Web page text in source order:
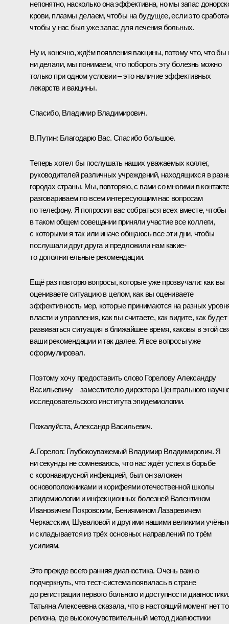
непонятно, насколько она эффективна, но мы запас
крови, плазмы делаем, чтобы на будущее, если это
чтобы у нас был уже запас для лечения больных.
Ну и, конечно, ждём появления вакцины, потому что, что
ни делали, мы понимаем, что побороть эту болезнь можно
только при одном условии – это наличие эффективных
лекарств и вакцины.
Спасибо, Владимир Владимирович.
В.Путин: Благодарю Вас. Спасибо большое.
Теперь хотел бы послушать наших уважаемых коллег,
руководителей различных учреждений, находящихся в
городах страны. Мы, повторяю, с вами со многими в
разговариваем по всем интересующим нас вопросам
по телефону. Я попросил вас собраться всех вместе, чтобы
в таком общем совещании приняли участие все коллеги,
с которыми я так или иначе общаюсь все эти дни, чтобы
послушали друг друга и предложили нам какие-
то дополнительные рекомендации.
Ещё раз повторю вопросы, которые уже прозвучали: как вы
оцениваете ситуацию в целом, как вы оцениваете
эффективность мер, которые принимаются на разных
власти и управления, как вы считаете, как видите, как будет
развиваться ситуация в ближайшее время, каковы в этой
ваши рекомендации и так далее. Я все вопросы уже
сформулировал.
Поэтому хочу предоставить слово Горелову Александру
Васильевичу – заместителю директора Центрального
исследовательского института эпидемиологии.
Пожалуйста, Александр Васильевич.
А.Горелов: Глубокоуважемый Владимир Владимирович. Я
ни секунды не сомневаюсь, что нас ждёт успех в борьбе
с коронавирусной инфекцией, был он заложен
основоположниками и корифеями отечественной школы
эпидемиологии и инфекционных болезней Валентином
Ивановичем Покровским, Бениямином Лазаревичем
Черкасским, Шуваловой и другими нашими великими
и складывается из трёх основных направлений по трём
усилиям.
Это прежде всего ранняя диагностика. Очень важно
подчеркнуть, что тест-система появилась в стране
до регистрации первого больного и доступности диагностики.
Татьяна Алексеевна сказала, что в настоящий момент нет
региона, где высокочувствительный метод диагностики